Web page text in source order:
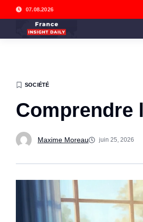
07.08.2026
SOCIÉTÉ
Comprendre
Maxime Moreau juin 25, 2026